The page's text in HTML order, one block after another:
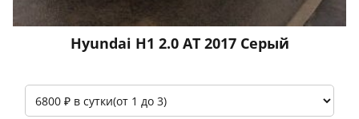
Hyundai H1 2.0 АТ 2017 Серый